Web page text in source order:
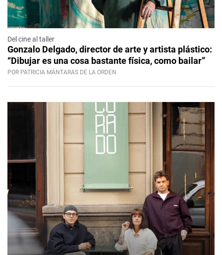
Del cine al taller
Gonzalo Delgado, director de arte y artista plástico:
“Dibujar es una cosa bastante física, como bailar”
POR PATRICIA MÁNTARAS DE LA ORDEN